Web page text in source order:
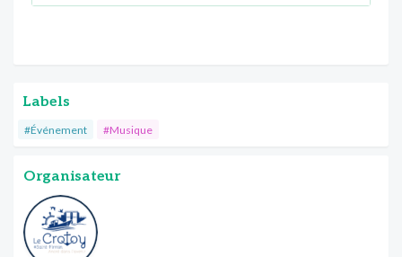
Labels
#Événement #Musique
Organisateur